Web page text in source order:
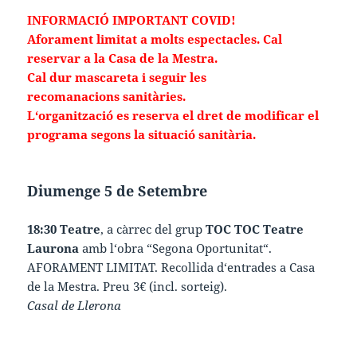
INFORMACIÓ IMPORTANT COVID!
Aforament limitat a molts espectacles. Cal
reservar a laCasa de la Mestra.
Cal dur mascareta i seguir les
recomanacionssanitàries.
L‘organització es reserva el dret demodificar el
programa segons la situació sanitària.
Diumenge 5 de Setembre
18:30 Teatre, a càrrec del grupTOC TOC Teatre
Laurona amb l‘obra “Segona Oportunitat“.
AFORAMENT LIMITAT. Recollida d‘entrades a Casa
de la Mestra. Preu 3€ (incl. sorteig).
Casal de Llerona